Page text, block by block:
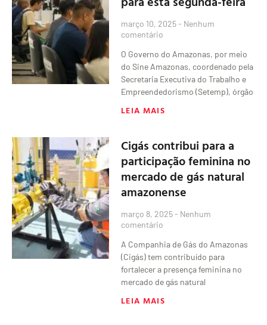
março 10, 2025 Nenhum
comentário
O Governo do Amazonas, por meio
do Sine Amazonas, coordenado pela
Secretaria Executiva do Trabalho e
Empreendedorismo (Setemp), órgão
LEIA MAIS
Cigás contribui para a
participação feminina no
mercado de gás natural
amazonense
março 8, 2025 Nenhum
comentário
A Companhia de Gás do Amazonas
(Cigás) tem contribuído para
fortalecer a presença feminina no
mercado de gás natural
LEIA MAIS